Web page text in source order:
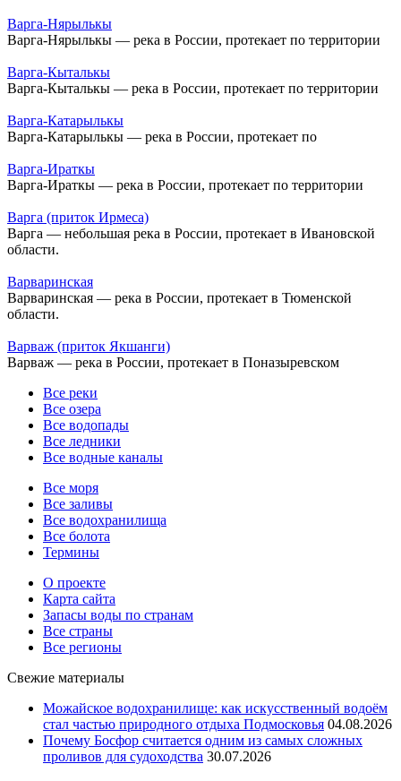
Варга-Нярылькы
Варга-Нярылькы — река в России, протекает по территории
Варга-Кыталькы
Варга-Кыталькы — река в России, протекает по территории
Варга-Катарылькы
Варга-Катарылькы — река в России, протекает по
Варга-Ираткы
Варга-Ираткы — река в России, протекает по территории
Варга (приток Ирмеса)
Варга — небольшая река в России, протекает в Ивановской
области.
Варваринская
Варваринская — река в России, протекает в Тюменской
области.
Варваж (приток Якшанги)
Варваж — река в России, протекает в Поназыревском
Все реки
Все озера
Все водопады
Все ледники
Все водные каналы
Все моря
Все заливы
Все водохранилища
Все болота
Термины
О проекте
Карта сайта
Запасы воды по странам
Все страны
Все регионы
Свежие материалы
Можайское водохранилище: как искусственный водоём
стал частью природного отдыха Подмосковья 04.08.2026
Почему Босфор считается одним из самых сложных
проливов для судоходства 30.07.2026